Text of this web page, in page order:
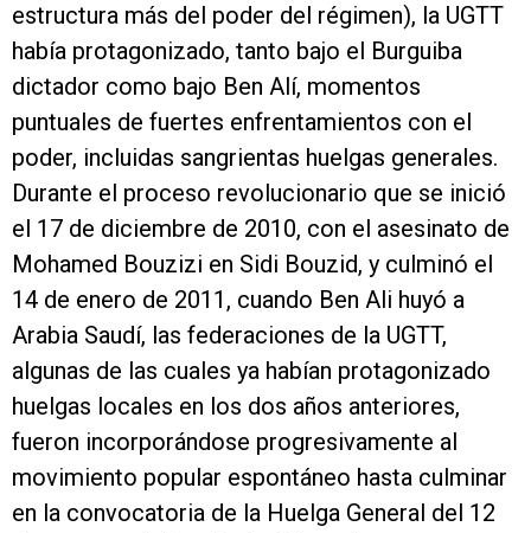
estructura más del poder del régimen), la UGTT
había protagonizado, tanto bajo el Burguiba
dictador como bajo Ben Alí, momentos
puntuales de fuertes enfrentamientos con el
poder, incluidas sangrientas huelgas generales.
Durante el proceso revolucionario que se inició
el 17 de diciembre de 2010, con el asesinato de
Mohamed Bouzizi en Sidi Bouzid, y culminó el
14 de enero de 2011, cuando Ben Ali huyó a
Arabia Saudí, las federaciones de la UGTT,
algunas de las cuales ya habían protagonizado
huelgas locales en los dos años anteriores,
fueron incorporándose progresivamente al
movimiento popular espontáneo hasta culminar
en la convocatoria de la Huelga General del 12